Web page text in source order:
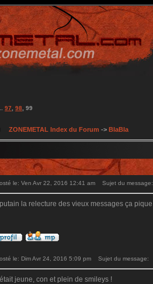
97 98 99
ZONEMETAL Index du Forum -> BlaBla
le: Ven Avr 22, 2016 12:41 am Sujet du message:
la relecture des vieux messages ça
le: Dim Avr 24, 2016 5:09 pm Sujet du message:
jeune, con et plein de smileys !